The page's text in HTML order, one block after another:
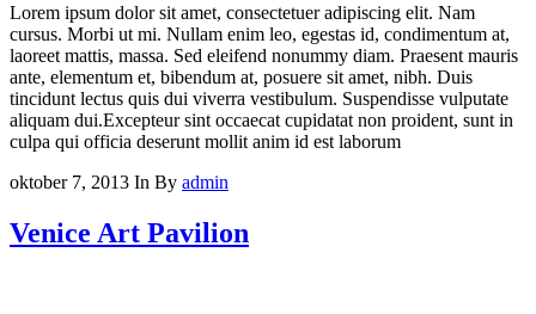
Lorem ipsum dolor sit amet, consectetuer adipiscing elit. Nam
cursus. Morbi ut mi. Nullam enim leo, egestas id, condimentum at,
laoreet mattis, massa. Sed eleifend nonummy diam. Praesent mauris
ante, elementum et, bibendum at, posuere sit amet, nibh. Duis
tincidunt lectus quis dui viverra vestibulum. Suspendisse vulputate
aliquam dui.Excepteur sint occaecat cupidatat non proident, sunt in
culpa qui officia deserunt mollit anim id est laborum
oktober 7, 2013 In By admin
Venice Art Pavilion